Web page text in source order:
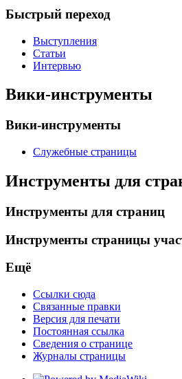
Быстрый переход
Выступления
Статьи
Интервью
Вики-инструменты
Вики-инструменты
Служебные страницы
Инструменты для
Инструменты для страниц
Инструменты страницы
Ещё
Ссылки сюда
Связанные правки
Версия для печати
Постоянная ссылка
Сведения о странице
Журналы страницы